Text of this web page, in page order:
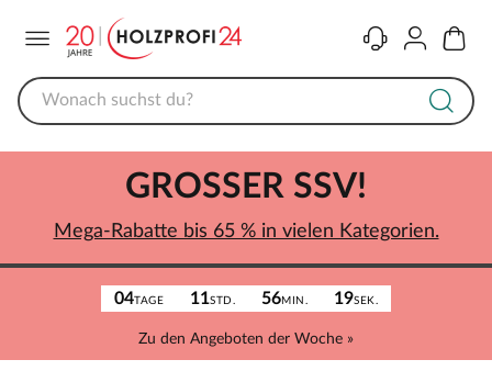
KontaktKonto
04TAGE 11STD. 56MIN. 19SEK.
Zu den Angeboten der Woche »
GROSSER SSV!
Mega-Rabatte bis 65 % in vielen Kategorien.